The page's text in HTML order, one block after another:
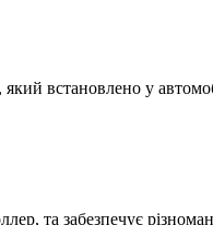
встановлено у
та забезпечує